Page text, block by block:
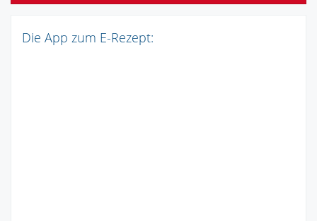
Die App zum E-Rezept: